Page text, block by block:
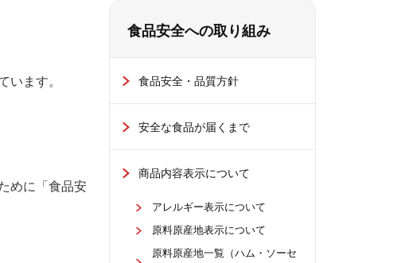
ます。
めに「食品安
食品安全への取り組み
食品安全・品質方針
安全な食品が届くまで
商品内容表示について
アレルギー表示について
原料原産地表示について
原料原産地一覧（ハム・ソーセ